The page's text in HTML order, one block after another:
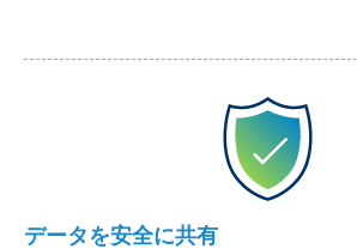
データを安全に共有